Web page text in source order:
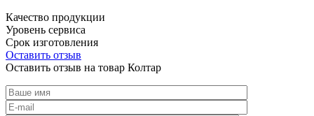
Качество продукции
Уровень сервиса
Срок изготовления
Оставить отзыв
Оставить отзыв на товар Колтар